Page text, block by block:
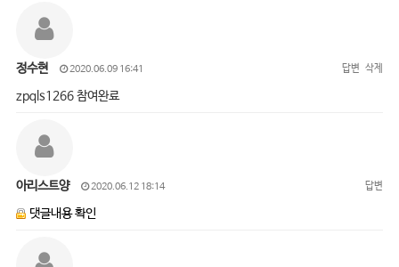
정수현 2020.06.09 16:41 답변 삭제
zpqls1266 참여완료
아리스트양 2020.06.12 18:14 답변
댓글내용 확인